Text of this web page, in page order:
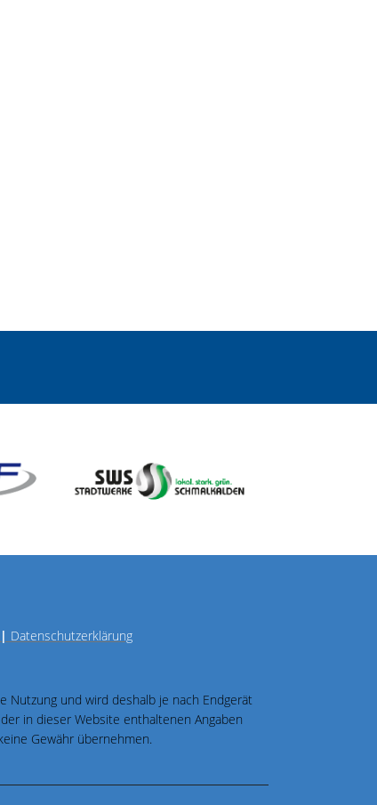
| Datenschutzerklärung
Nutzung und wird deshalb je nach Endgerät
in dieser Website enthaltenen Angaben
Gewähr übernehmen.